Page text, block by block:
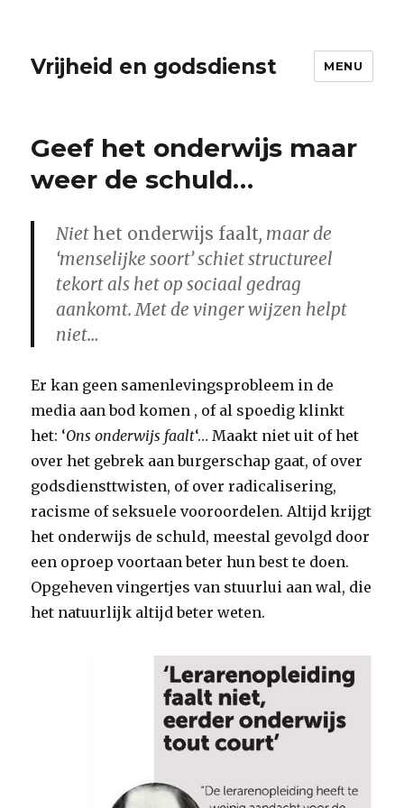
Vrijheid en godsdienst MENU
Geef het onderwijs maar
weer de schuld…
Niethet onderwijs faalt, maar de
‘menselijke soort’ schiet structureel
tekort als het op sociaal gedrag
aankomt. Met de vinger wijzen helpt
niet…
Er kan geen samenlevingsprobleem in de
media aan bod komen , of al spoedig klinkt
het: ‘Ons onderwijs faalt‘… Maakt niet uit of het
over het gebrek aan burgerschap gaat, of over
godsdiensttwisten, of over radicalisering,
racisme of seksuele vooroordelen. Altijd krijgt
het onderwijs de schuld, meestal gevolgd door
een oproep voortaan beter hun best te doen.
Opgeheven vingertjes van stuurlui aan wal, die
het natuurlijk altijd beter weten.